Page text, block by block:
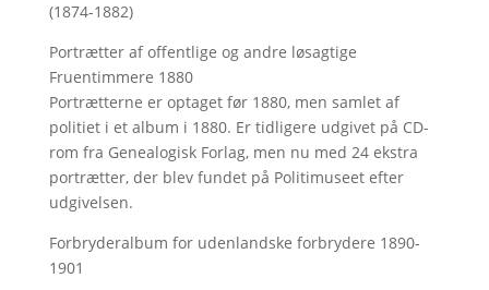
(1874-1882)
Portrætter af offentlige og andre løsagtige
Fruentimmere 1880
Portrætterne er optaget før 1880, men samlet af
politiet i et album i 1880. Er tidligere udgivet på CD-
rom fra Genealogisk Forlag, men nu med 24 ekstra
portrætter, der blev fundet på Politimuseet efter
udgivelsen.
Forbryderalbum for udenlandske forbrydere 1890-
1901